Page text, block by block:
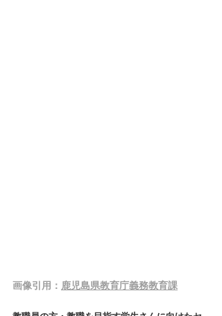
画像引用： 鹿児島県教育庁義務教育課